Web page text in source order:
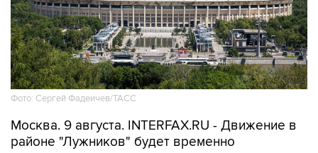
Фото: Сергей Фадеичев/ТАСС
Москва. 9 августа. INTERFAX.RU - Движение в
районе "Лужников" будет временно